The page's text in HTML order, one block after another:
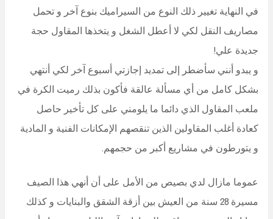
في النهاية تغيير ذلك النوع من السيراميك بنوع آخر و تحمل
مصاريف النقل لكي لا أعطل الشغل و يتخذها المقاول حجة
جديدة علي!
و يبدو أنني سأضطر إلى تمديد إجازتي أسبوع آخر لكي أنتهي
بشكل كامل من أي مسألة عالقة فأكون بذلك رميت الكرة في
ملعب المقاول الذي دائما ما يلومني على كل تأخير حاصل
كعادة أغلب المقاولين الذين تنقصهم الإمكانات الفنية و المادية
و يتورطون في مشاريع أكبر من حجمهم.
عموما مازال لدي بصيص من الأمل على أن أنهي هذا الصيف
مسيرة 28 سنة من العيش بين أزقة الشقق والبنايات و كذلك